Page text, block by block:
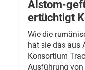
Alstom-
ertüchtigt
Wie die
hat sie das aus
Konsortium
Ausführung